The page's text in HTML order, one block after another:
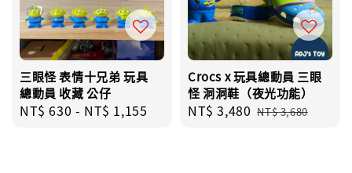
三眼怪 表情十兄弟 玩具
總動員 收藏 公仔
Regular
NT$ 630 - NT$ 1,155
Crocs x 玩具總動員 三眼
怪 洞洞鞋（夜光功能）
Sale
NT$ 3,480 Regular
NT$ 3,680